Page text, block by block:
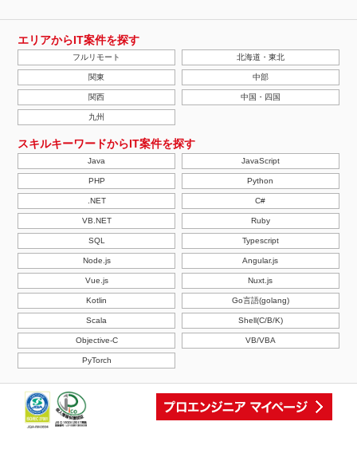
エリアからIT案件を探す
フルリモート 北海道・東北
関東 中部
関西 中国・四国
九州
スキルキーワードからIT案件を探す
Java JavaScript
PHP Python
.NET C#
VB.NET Ruby
SQL Typescript
Node.js Angular.js
Vue.js Nuxt.js
Kotlin Go言語(golang)
Scala Shell(C/B/K)
Objective-C VB/VBA
PyTorch